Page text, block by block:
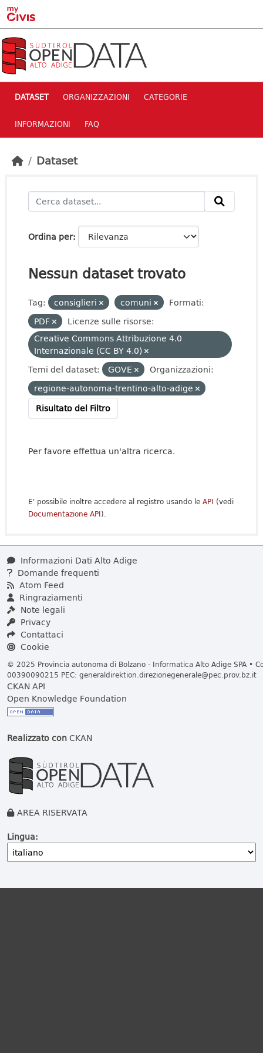
Skip to main content
DATASET ORGANIZZAZIONI CATEGORIE
INFORMAZIONI FAQ
Dataset
Ordina per
Nessun dataset trovato
Tag: consiglieri comuni
Formati:
PDF
Licenze sulle risorse:
Creative Commons Attribuzione 4.0
Internazionale (CC BY 4.0)
Temi del dataset:
GOVE
Organizzazioni:
regione-autonoma-trentino-alto-adige
Risultato del Filtro
Per favore effettua un'altra ricerca.
E' possibile inoltre accedere al registro usando le API (vedi
Documentazione API).
Informazioni Dati Alto Adige
Domande frequenti
Atom Feed
Ringraziamenti
Note legali
Privacy
Contattaci
Cookie
© 2025 Provincia autonoma di Bolzano - Informatica Alto Adige SPA •
00390090215 PEC: generaldirektion.direzionegenerale@pec.prov.bz.it
CKAN API
Open Knowledge Foundation
Realizzato conCKAN
AREA RISERVATA
Lingua